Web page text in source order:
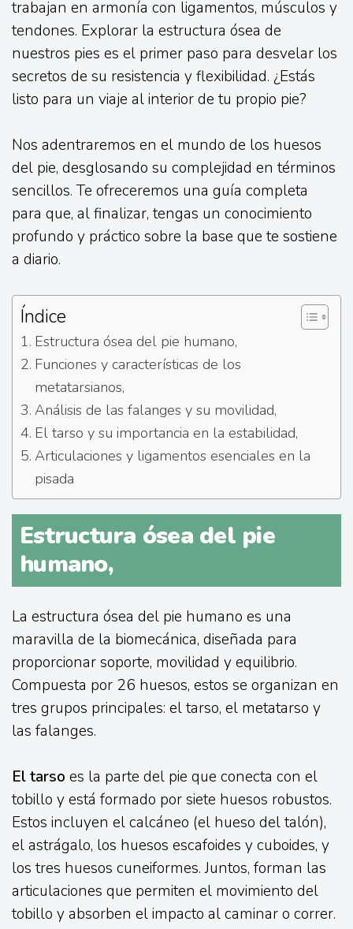
trabajan en armonía con ligamentos, músculos y
tendones. Explorar la estructura ósea de
nuestros pies es el primer paso para desvelar los
secretos de su resistencia y flexibilidad. ¿Estás
listo para un viaje al interior de tu propio pie?
Nos adentraremos en el mundo de los huesos
del pie, desglosando su complejidad en términos
sencillos. Te ofreceremos una guía completa
para que, al finalizar, tengas un conocimiento
profundo y práctico sobre la base que te sostiene
a diario.
Índice
Estructura ósea del pie humano,
Funciones y características de los
metatarsianos,
Análisis de las falanges y su movilidad,
El tarso y su importancia en la estabilidad,
Articulaciones y ligamentos esenciales en la
pisada
Estructura ósea del pie
humano,
La estructura ósea del pie humano es una
maravilla de la biomecánica, diseñada para
proporcionar soporte, movilidad y equilibrio.
Compuesta por 26 huesos, estos se organizan en
tres grupos principales: el tarso, el metatarso y
las falanges.
El tarso es la parte del pie que conecta con el
tobillo y está formado por siete huesos robustos.
Estos incluyen el calcáneo (el hueso del talón),
el astrágalo, los huesos escafoides y cuboides, y
los tres huesos cuneiformes. Juntos, forman las
articulaciones que permiten el movimiento del
tobillo y absorben el impacto al caminar o correr.